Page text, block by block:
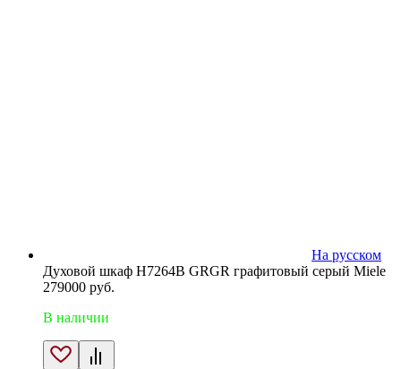
На русском
Духовой шкаф H7264B GRGR графитовый серый Miele
279000 руб.
В наличии